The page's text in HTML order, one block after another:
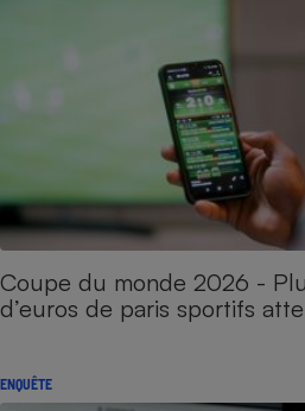
Coupe du monde 2026 -
d’euros de paris sportifs
ENQUÊTE